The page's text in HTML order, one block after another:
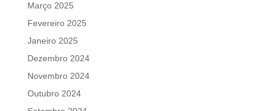
Março 2025
Fevereiro 2025
Janeiro 2025
Dezembro 2024
Novembro 2024
Outubro 2024